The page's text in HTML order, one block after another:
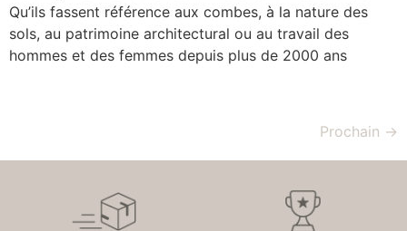
Qu’ils fassent référence aux combes, à la nature des
sols, au patrimoine architectural ou au travail des
hommes et des femmes depuis plus de 2000 ans
Prochain →